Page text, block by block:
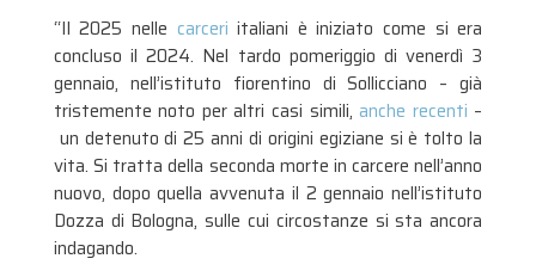
“Il 2025 nelle carceri italiani è iniziato come si era
concluso il 2024. Nel tardo pomeriggio di venerdì 3
gennaio, nell’istituto fiorentino di Sollicciano – già
tristemente noto per altri casi simili,anche recenti –
un detenuto di 25 anni di origini egiziane si è tolto la
vita. Si tratta della seconda morte in carcere nell’anno
nuovo, dopo quella avvenuta il 2 gennaio nell’istituto
Dozza di Bologna, sulle cui circostanze si sta ancora
indagando.